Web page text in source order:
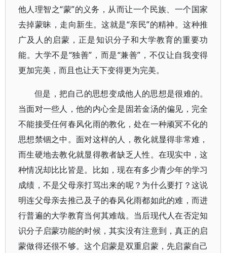
他人理智之“蒙”的义务，从而让一个民族、一个国家
去掉蒙昧，走向新生。这就是“亲民”的精神。这种推
广及人的启蒙，正是知识分子和大学教育的重要功
能。大学不是“独善”，而是“兼善”，不仅让自我变得
更加完美，而且也让天下变得更为完美。
但是，把自己的思想变成他人的思想是很难的。
当面对一些人，他的内心全是固若金汤的偏见，完全
不能接受任何春风化雨的教化，处在一种顽冥不化的
思想禁锢之中。面对这样的人，教化就显得非常难，
而生硬地去教化就显得教者缺乏人性。在现实中，这
种情况却比比皆是。比如，现在有多少青少年的学习
成绩，不是父母亲打骂出来的呢？为什么要打？这说
明连父母亲去推己及子的春风化雨都如此的难，而进
行普遍的大学教育当何其难哉。当后现代人在否定知
识分子启蒙功能的时候，其实没有注意到，真正的启
蒙做得还很不够。这个启蒙是双重启蒙，先启蒙自己